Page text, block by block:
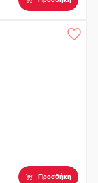
Προσθήκη